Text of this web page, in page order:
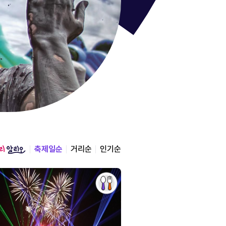
통영한
축제일순 거리순 인기순